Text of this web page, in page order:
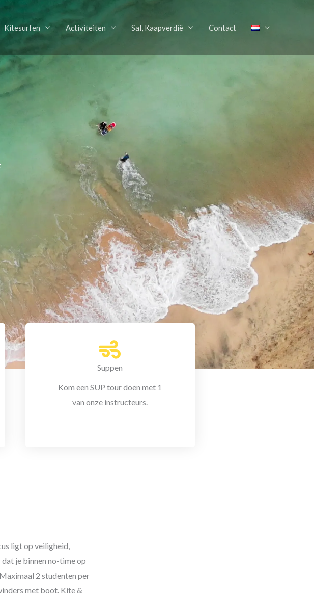
Kitesurfen Activiteiten Sal, Kaapverdië Contact
Suppen
Kom een SUP tour doen met 1
van onze instructeurs.
ligt op veiligheid,
je binnen no-time op
2 studenten per
met boot. Kite &